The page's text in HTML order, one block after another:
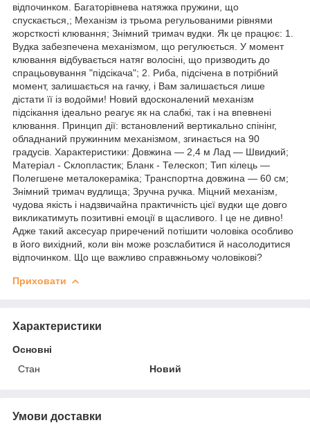
відпочинком. Багаторівнева натяжка пружини, що
спускається,; Механізм із трьома регульованими рівнями
жорсткості клювання; Знімний тримач вудки. Як це працює: 1.
Вудка забезпечена механізмом, що регулюється. У момент
клювання відбувається натяг волосіні, що призводить до
спрацьовування "підсікача"; 2. Риба, підсічена в потрібний
момент, залишається на гачку, і Вам залишається лише
дістати її із водойми! Новий вдосконалений механізм
підсікання ідеально реагує як на слабкі, так і на впевнені
клювання. Принцип дії: встановлений вертикально спінінг,
обладнаний пружинним механізмом, згинається на 90
градусів. Характеристики: Довжина — 2,4 м Лад — Швидкий;
Матеріал - Склопластик; Бланк - Телескоп; Тип кілець —
Полегшене металокераміка; Транспортна довжина — 60 см;
Знімний тримач вудлища; Зручна ручка. Міцний механізм,
чудова якість і надзвичайна практичність цієї вудки ще довго
викликатимуть позитивні емоції в щасливого. І це не дивно!
Адже такий аксесуар приречений потішити чоловіка особливо
в його вихідний, коли він може розслабитися й насолодитися
відпочинком. Що ще важливо справжньому чоловікові?
Приховати
Характеристики
Основні
Стан
Новий
Умови доставки